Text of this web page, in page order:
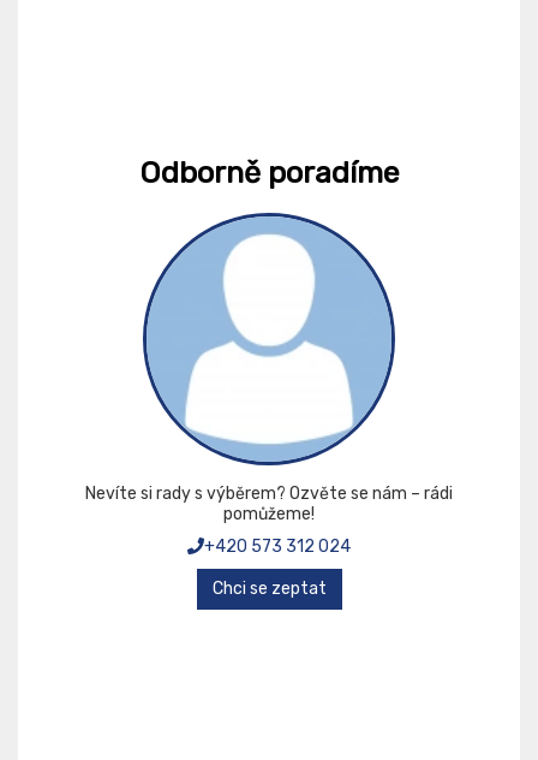
Odborně poradíme
Nevíte si rady s výběrem? Ozvěte se nám – rádi
pomůžeme!
+420 573 312 024
Chci se zeptat